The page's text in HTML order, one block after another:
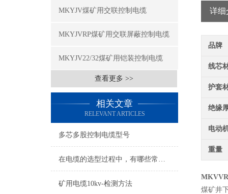
MKYJV煤矿用交联控制电缆
MKYJVRP煤矿用交联屏蔽控制电缆
MKYJV22/32煤矿用铠装控制电缆
查看更多 >>
相关文章
RELEVANT ARTICLES
多芯多股控制电缆型号
在电缆的选型过程中，有哪些常见误区需要避免？
矿用电缆10kv-检测方法
详细
品牌
线芯
护套
绝缘
电动
重量
煤矿井